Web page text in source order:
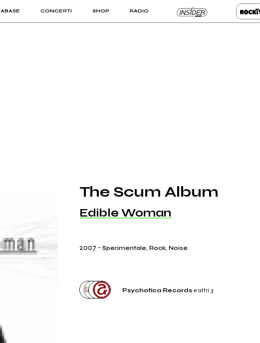
CONCERTI SHOP RADIO
PRO
The Scum Album
Edible Woman
2007 -Sperimentale, Rock, Noise
Psychotica Recordse altri 3